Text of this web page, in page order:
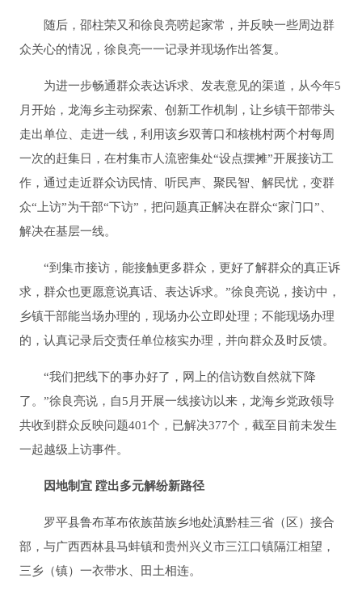
随后，邵柱荣又和徐良亮唠起家常，并反映一些周边群
众关心的情况，徐良亮一一记录并现场作出答复。
为进一步畅通群众表达诉求、发表意见的渠道，从今年5
月开始，龙海乡主动探索、创新工作机制，让乡镇干部带头
走出单位、走进一线，利用该乡双菁口和核桃村两个村每周
一次的赶集日，在村集市人流密集处“设点摆摊”开展接访工
作，通过走近群众访民情、听民声、聚民智、解民忧，变群
众“上访”为干部“下访”，把问题真正解决在群众“家门口”、
解决在基层一线。
“到集市接访，能接触更多群众，更好了解群众的真正诉
求，群众也更愿意说真话、表达诉求。”徐良亮说，接访中，
乡镇干部能当场办理的，现场办公立即处理；不能现场办理
的，认真记录后交责任单位核实办理，并向群众及时反馈。
“我们把线下的事办好了，网上的信访数自然就下降
了。”徐良亮说，自5月开展一线接访以来，龙海乡党政领导
共收到群众反映问题401个，已解决377个，截至目前未发生
一起越级上访事件。
因地制宜 蹚出多元解纷新路径
罗平县鲁布革布依族苗族乡地处滇黔桂三省（区）接合
部，与广西西林县马蚌镇和贵州兴义市三江口镇隔江相望，
三乡（镇）一衣带水、田土相连。